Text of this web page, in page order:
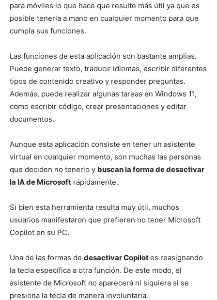
para móviles lo que hace que resulte más útil ya que es
posible tenerla a mano en cualquier momento para que
cumpla sus funciones.
Las funciones de esta aplicación son bastante amplias.
Puede generar texto, traducir idiomas, escribir diferentes
tipos de contenido creativo y responder preguntas.
Además, puede realizar algunas tareas en Windows 11,
como escribir código, crear presentaciones y editar
documentos.
Aunque esta aplicación consiste en tener un asistente
virtual en cualquier momento, son muchas las personas
que deciden no tenerlo y buscan la forma de desactivar
la IA de Microsoft rápidamente.
Si bien esta herramienta resulta muy útil, muchos
usuarios manifestaron que prefieren no tener Microsoft
Copilot en su PC.
Una de las formas de desactivar Copilotes reasignando
la tecla específica a otra función. De este modo, el
asistente de Microsoft no aparecerá ni siquiera si se
presiona la tecla de manera involuntaria.